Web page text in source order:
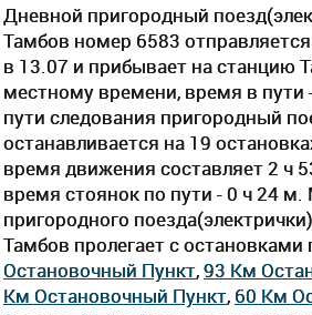
Дневной пригородный
Тамбов номер 6583
в 13.07 и прибывает на станцию
местному времени, время в пути
пути следования пригородный
останавливается на 19
время движения составляет 2 ч
время стоянок по пути - 0 ч 24
пригородного
Тамбов пролегает c остановками
Остановочный Пункт,93 Км
Км Остановочный Пункт, 60 Км